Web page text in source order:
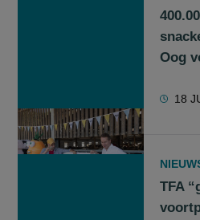
Oog
18
TFA